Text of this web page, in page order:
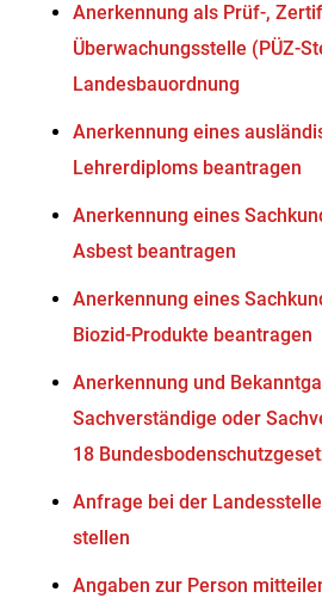
Anerkennung als Prüf-,
Überwachungsstelle (PÜZ-
Landesbauordnung
Anerkennung eines
Lehrerdiploms beantragen
Anerkennung eines
Asbest beantragen
Anerkennung eines
Biozid-Produkte beantragen
Anerkennung und
Sachverständige oder
18
Anfrage bei der
stellen
Angaben zur Person